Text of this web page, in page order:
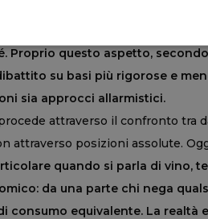
nei consumatori leggeri
allo stile di vita complessivo e
Proprio questo aspetto,
su basi più rigorose e
sia approcci allarmistici.
attraverso il confronto tra
attraverso posizioni assolute.
quando si parla di vino,
da una parte chi nega
consumo equivalente. La realtà